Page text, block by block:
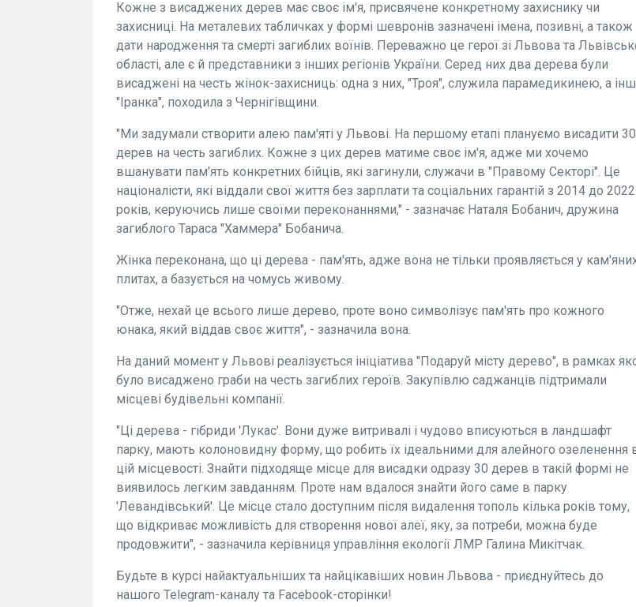
Кожне з висаджених дерев має своє ім'я, присвячене конкретному захиснику чи
захисниці. На металевих табличках у формі шевронів зазначені імена, позивні, а також
дати народження та смерті загиблих воїнів. Переважно це герої зі Львова та
області, але є й представники з інших регіонів України. Серед них два дерева були
висаджені на честь жінок-захисниць: одна з них, "Троя", служила парамедикинею, а
"Іранка", походила з Чернігівщини.
"Ми задумали створити алею пам'яті у Львові. На першому етапі плануємо висадити 30
дерев на честь загиблих. Кожне з цих дерев матиме своє ім'я, адже ми хочемо
вшанувати пам'ять конкретних бійців, які загинули, служачи в "Правому Секторі". Це
націоналісти, які віддали свої життя без зарплати та соціальних гарантій з 2014 до 2022
років, керуючись лише своїми переконаннями," - зазначає Наталя Бобанич, дружина
загиблого Тараса "Хаммера" Бобанича.
Жінка переконана, що ці дерева - пам'ять, адже вона не тільки проявляється у
плитах, а базується на чомусь живому.
"Отже, нехай це всього лише дерево, проте воно символізує пам'ять про кожного
юнака, який віддав своє життя", - зазначила вона.
На даний момент у Львові реалізується ініціатива "Подаруй місту дерево", в рамках
було висаджено граби на честь загиблих героїв. Закупівлю саджанців підтримали
місцеві будівельні компанії.
"Ці дерева - гібриди 'Лукас'. Вони дуже витривалі і чудово вписуються в ландшафт
парку, мають колоновидну форму, що робить їх ідеальними для алейного озеленення
цій місцевості. Знайти підходяще місце для висадки одразу 30 дерев в такій формі не
виявилось легким завданням. Проте нам вдалося знайти його саме в парку
'Левандівський'. Це місце стало доступним після видалення тополь кілька років тому,
що відкриває можливість для створення нової алеї, яку, за потреби, можна буде
продовжити", - зазначила керівниця управління екології ЛМР Галина Микітчак.
Будьте в курсі найактуальніших та найцікавіших новин Львова - приєднуйтесь до
нашого Telegram-каналу та Facebook-сторінки!